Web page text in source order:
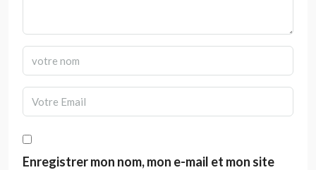
Enregistrer mon nom, mon e-mail et mon site